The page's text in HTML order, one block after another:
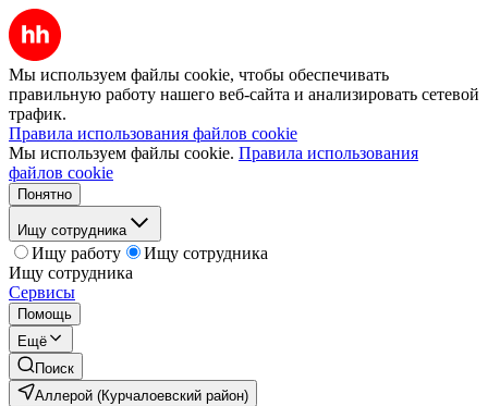
Мы используем файлы cookie, чтобы обеспечивать
правильную работу нашего веб-сайта и анализировать сетевой
трафик.
Правила использования файлов cookie
Мы используем файлы cookie. Правила использования
файлов cookie
Понятно
Ищу сотрудника
Ищу работу
Ищу сотрудника
Ищу сотрудника
Сервисы
Помощь
Ещё
Поиск
Аллерой (Курчалоевский район)